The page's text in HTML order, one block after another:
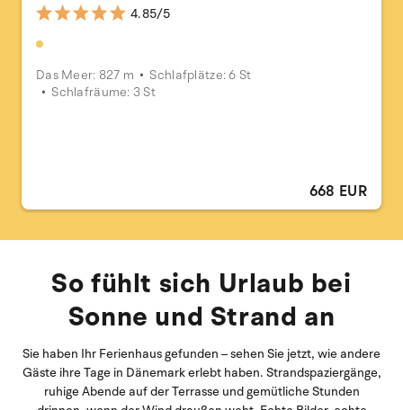
4.85/5
Das Meer: 827 m
Schlafplätze: 6 St
Schlafräume: 3 St
668 EUR
So fühlt sich Urlaub bei
Sonne und Strand an
Sie haben Ihr Ferienhaus gefunden – sehen Sie jetzt, wie andere
Gäste ihre Tage in Dänemark erlebt haben. Strandspaziergänge,
ruhige Abende auf der Terrasse und gemütliche Stunden